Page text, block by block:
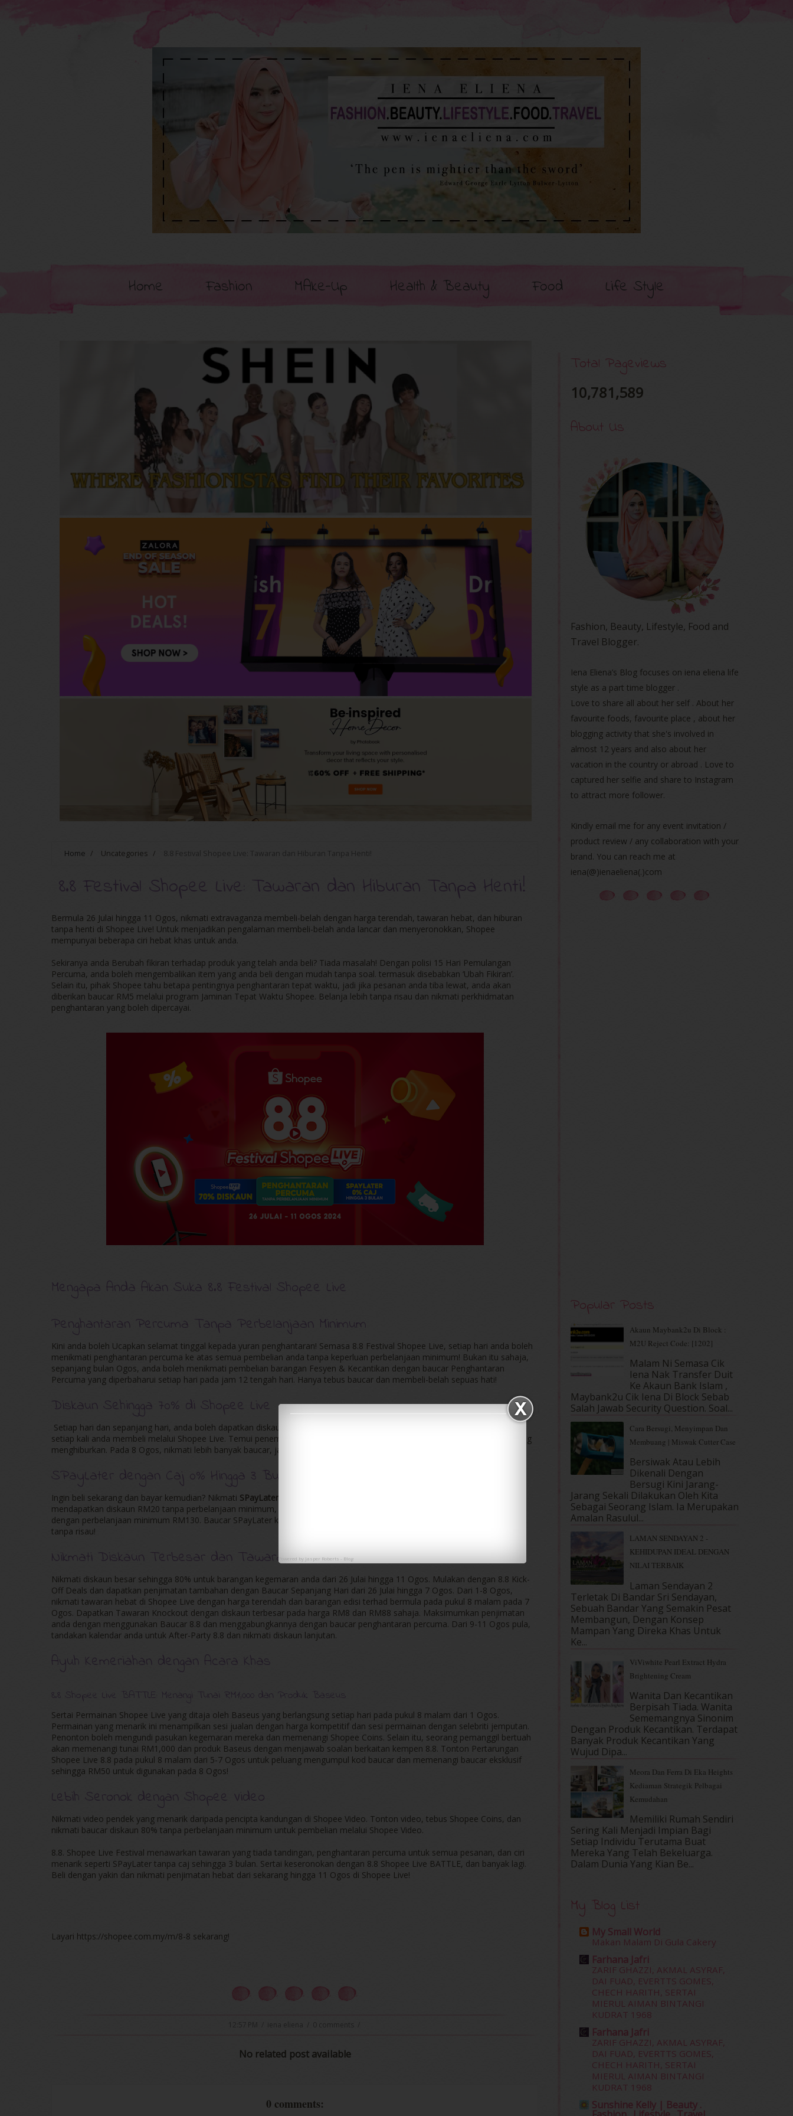
Home Fashion MAke-Up Health & Beauty Food Life Style
Home / Uncategories / 8.8 Festival Shopee Live: Tawaran dan Hiburan Tanpa Henti!
8.8 Festival Shopee Live: Tawaran dan Hiburan Tanpa Henti!
Bermula 26 Julai hingga 11 Ogos, nikmati extravaganza membeli-belah dengan harga terendah, tawaran hebat, dan hiburan
tanpa henti di Shopee Live! Untuk menjadikan pengalaman membeli-belah anda lancar dan menyeronokkan, Shopee
mempunyai beberapa ciri hebat khas untuk anda.
Sekiranya anda Berubah fikiran terhadap produk yang telah anda beli? Tiada masalah! Dengan polisi 15 Hari Pemulangan
Percuma, anda boleh mengembalikan item yang anda beli dengan mudah tanpa soal. termasuk disebabkan ‘Ubah Fikiran’.
Selain itu, pihak Shopee tahu betapa pentingnya penghantaran tepat waktu, jadi jika pesanan anda tiba lewat, anda akan
diberikan baucar RM5 melalui program Jaminan Tepat Waktu Shopee. Belanja lebih tanpa risau dan nikmati perkhidmatan
penghantaran yang boleh dipercayai.
Mengapa Anda Akan Suka 8.8 Festival Shopee Live
Penghantaran Percuma Tanpa Perbelanjaan Minimum
Kini anda boleh Ucapkan selamat tinggal kepada yuran penghantaran! Semasa 8.8 Festival Shopee Live, setiap hari anda boleh
menikmati penghantaran percuma ke atas semua pembelian anda tanpa keperluan perbelanjaan minimum! Bukan itu sahaja,
sepanjang bulan Ogos, anda boleh menikmati pembelian barangan Fesyen & Kecantikan dengan baucar Penghantaran
Percuma yang diperbaharui setiap hari pada jam 12 tengah hari. Hanya tebus baucar dan membeli-belah sepuas hati!
Diskaun Sehingga 70% di Shopee Live
Setiap hari dan sepanjang hari, anda boleh dapatkan diskaun sehingga 70% ke atas jenama dan penjual kegemaran anda
setiap kali anda membeli melalui Shopee Live. Temui penemuan baru dan jimat banyak sambil menikmati strim langsung yang
menghiburkan. Pada 8 Ogos, nikmati lebih banyak baucar, jadi anda boleh berjimat besar pada bulan ogos ini.
SPayLater dengan Caj 0% Hingga 3 Bulan
Ingin beli sekarang dan bayar kemudian? Nikmati SPayLater
mendapatkan diskaun RM20 tanpa perbelanjaan minimum, sementara pengguna sedia ada boleh menikmati diskaun RM20
dengan perbelanjaan minimum RM130. Baucar SPayLater khas ini hanya tersedia pada 8.8, jadi anda boleh membeli lebih
tanpa risau!
Nikmati Diskaun Terbesar dan Tawaran Menarik
Nikmati diskaun besar sehingga 80% untuk barangan kegemaran anda dari 26 Julai hingga 11 Ogos. Mulakan dengan 8.8 Kick-
Off Deals dan dapatkan penjimatan tambahan dengan Baucar Sepanjang Hari dari 26 Julai hingga 7 Ogos. Dari 1-8 Ogos,
nikmati tawaran hebat di Shopee Live dengan harga terendah dan barangan edisi terhad bermula pada pukul 8 malam pada 7
Ogos. Dapatkan Tawaran Knockout dengan diskaun terbesar pada harga RM8 dan RM88 sahaja. Maksimumkan penjimatan
anda dengan menggunakan Baucar 8.8 dan menggabungkannya dengan baucar penghantaran percuma. Dari 9-11 Ogos pula,
tandakan kalendar anda untuk After-Party 8.8 dan nikmati diskaun lanjutan.
Ayuh Kemeriahan dengan Acara Khas
8.8 Shopee Live BATTLE: Menangi Tunai RM1,000 dan Produk Baseus
Sertai Permainan Shopee Live yang ditaja oleh Baseus yang berlangsung setiap hari pada pukul 8 malam dari 1 Ogos.
Permainan yang menarik ini menampilkan sesi jualan dengan harga kompetitif dan sesi permainan dengan selebriti jemputan.
Penonton boleh mengundi pasukan kegemaran mereka dan memenangi Shopee Coins. Selain itu, seorang pemanggil bertuah
akan memenangi tunai RM1,000 dan produk Baseus dengan menjawab soalan berkaitan kempen 8.8. Tonton Pertarungan
Shopee Live 8.8 pada pukul 8 malam dari 5-7 Ogos untuk peluang mengumpul kod baucar dan memenangi baucar eksklusif
sehingga RM50 untuk digunakan pada 8 Ogos!
Lebih Seronok dengan Shopee Video
Nikmati video pendek yang menarik daripada pencipta kandungan di Shopee Video. Tonton video, tebus Shopee Coins, dan
nikmati baucar diskaun 80% tanpa perbelanjaan minimum untuk pembelian melalui Shopee Video.
8.8. Shopee Live Festival menawarkan tawaran yang tiada tandingan, penghantaran percuma untuk semua pesanan, dan ciri
menarik seperti SPayLater tanpa caj sehingga 3 bulan. Sertai keseronokan dengan 8.8 Shopee Live BATTLE, dan banyak lagi.
Beli dengan yakin dan nikmati penjimatan hebat dari sekarang hingga 11 Ogos di Shopee Live!
Layari https://shopee.com.my/m/8-8 sekarang!
iena eliena
No related post available
0 comments:
Powered by Jasper Roberts - Blog
Total Pageviews
10,781,589
About Us
Fashion, Beauty, Lifestyle, Food and
Travel Blogger.
Iena Eliena’s Blog focuses on iena eliena life
style as a part time blogger .
Love to share all about her self . About her
favourite foods, favourite place , about her
blogging activity that she's involved in
almost 12 years and also about her
vacation in the country or abroad . Love to
captured her selfie and share to Instagram
to attract more follower.
Kindly email me for any event invitation /
product review / any collaboration with your
brand. You can reach me at
iena(@)ienaeliena(.)com
Popular Posts
Akaun Maybank2u Di Block :
M2U Reject Code: [1202]
Malam Ni Semasa Cik
Iena Nak Transfer Duit
Ke Akaun Bank Islam ,
Maybank2u Cik Iena Di Block Sebab
Salah Jawab Security Question. Soal...
Cara Bersugi, Menyimpan Dan
Membuang | Miswak Cutter Case
Bersiwak Atau Lebih
Dikenali Dengan
Bersugi Kini Jarang-
Jarang Sekali Dilakukan Oleh Kita
Sebagai Seorang Islam. Ia Merupakan
Amalan Rasulul...
LAMAN SENDAYAN 2 -
KEHIDUPAN IDEAL DENGAN
NILAI TERBAIK
Laman Sendayan 2
Terletak Di Bandar Sri Sendayan,
Sebuah Bandar Yang Semakin Pesat
Membangun, Dengan Konsep
Mampan Yang Direka Khas Untuk
Ke...
ViViwhite Pearl Extract Hydra
Brightening Cream
Wanita Dan Kecantikan
Berpisah Tiada. Wanita
Sememangnya Sinonim
Dengan Produk Kecantikan. Terdapat
Banyak Produk Kecantikan Yang
Wujud Dipa...
Meora Dan Ferra Di Eka Heights
Kediaman Strategik Pelbagai
Kemudahan
Memiliki Rumah Sendiri
Sering Kali Menjadi Impian Bagi
Setiap Individu Terutama Buat
Mereka Yang Telah Bekeluarga.
Dalam‍ Dunia Yang Kian Be...
My Blog List
My Small World
Makan Malam Di Gula Cakery
Farhana Jafri
ZARIF GHAZZI, AKMAL ASYRAF,
DAI FUAD, EVERTTS GOMES,
CHECH HARITH, SERTAI
MIERUL AIMAN BINTANGI
KUDRAT 1968
Farhana Jafri
ZARIF GHAZZI, AKMAL ASYRAF,
DAI FUAD, EVERTTS GOMES,
CHECH HARITH, SERTAI
MIERUL AIMAN BINTANGI
KUDRAT 1968
Sunshine Kelly | Beauty .